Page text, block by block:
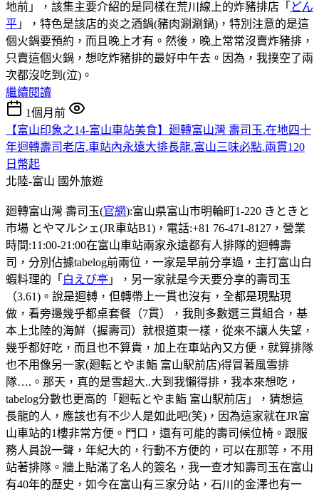
地前」，該集主要介紹的是同樣在荒川線上的炸豬排店「 どん
平 」，特色是該店的炎之酒鍋(豬肉涮涮鍋)，特別注意的是這
個火鍋要預約，而且晚上才有。然後，晚上常常沒賣炸豬排，
只賣這個火鍋，想吃炸豬排的最好中午去。因為，我撲空了兩
次都沒吃到(泣)。
繼續閱讀
1個月前
【富山印象之14-富山車站美食】廻轉富山灣 壽司玉.在地四十
年迴轉壽司老店.車站內永遠大排長龍.富山三味必點.兩貫120
日幣起
北陸-富山 國外旅遊
廻轉富山灣 壽司玉(官網):富山県富山市明輪町1-220 きときと
市場 とやマルシェ(JR車站B1)，電話:+81 76-471-8127，營業
時間:11:00-21:00在富山車站兩家永遠都有人排隊的迴轉壽
司，分別佔據tabelog前兩位，一家是早前分享過，主打富山白
蝦料理的「 白えび亭 」，另一家就是今天要分享的壽司玉
（3.61)。說是迴𨍭，但轉帶上一貫也沒有，全都是現點現
做，看旁邊幾乎都桌套餐（7貫），我則多數選三貫組合，基
本上北陸的海鮮（握壽司）就根道東一樣，從來不讓人失望，
幾乎都好吃，而且也不算貴，加上在車站內又方便，就算排隊
也不用像另一家(廻転とやま鮨 富山駅前店)得冒著風雪排
隊….。那天，真的是雪超大..大到我懶得排，我本來想吃，
tabelog分數也更高的「廻転とやま鮨 富山駅前店」，猜想這
長龍的人，應該也有不少人是如此吧(笑)，因為這家就在JR富
山車站的1樓非常方便。門口，還有可能的壽司候位椅。跟服
務人員說一聲，年紀大的，行動不方便的，可以在那等，不用
站著排隊。牆上貼滿了名人的簽名，我一查才知壽司玉在富山
有40年的歷史，如今在富山有三家分站，石川的金澤也有一